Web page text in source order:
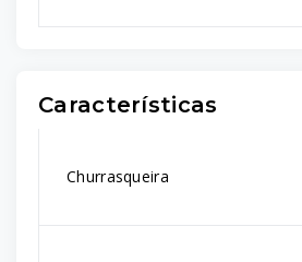
Características
Churrasqueira